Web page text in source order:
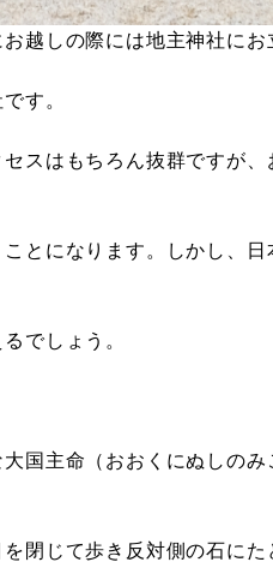
越しの際には地主神社にお
す。
スはもちろん抜群ですが
とになります。しかし、
でしょう。
国主命（おおくにぬしの
閉じて歩き反対側の石に